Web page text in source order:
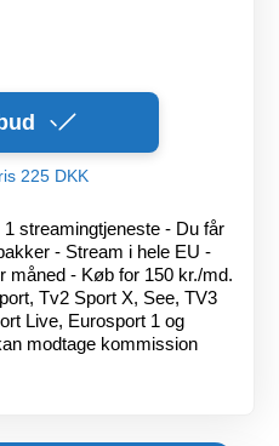
225 DKK
streamingtjeneste - Du får
- Stream i hele EU -
måned - Køb for 150 kr./md.
Tv2 Sport X, See, TV3
Live, Eurosport 1 og
modtage kommission